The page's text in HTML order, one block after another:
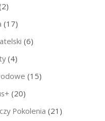
(17)
(6)
(4)
(15)
(20)
Pokolenia (21)